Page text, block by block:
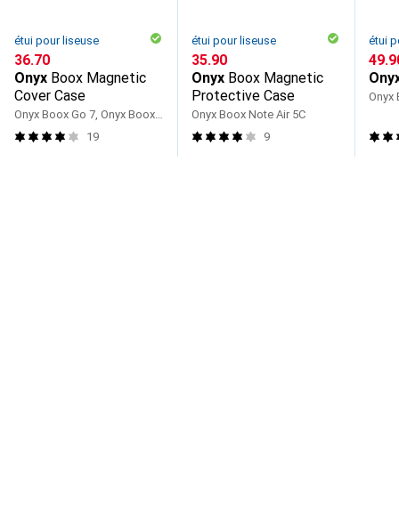
étui pour liseuse
CHF
36.70
Onyx Boox Magnetic
Cover Case
Onyx Boox Go 7, Onyx Boox Go Color 7
19
étui pour liseuse
CHF
35.90
Onyx Boox Magnetic
Protective Case
Onyx Boox Note Air 5C
9
étui
CHF
Onyx